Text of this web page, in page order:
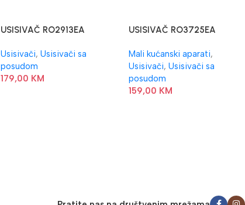
USISIVAČ RO2913EA
Usisivači, Usisivači sa
posudom
179,00 KM
USISIVAČ RO3725EA
Mali kućanski aparati,
Usisivači, Usisivači sa
posudom
159,00 KM